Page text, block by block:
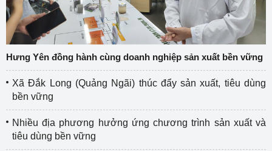
Hưng Yên đồng hành cùng doanh nghiệp sản xuất bền vững
Xã Đắk Long (Quảng Ngãi) thúc đẩy sản xuất, tiêu dùng
bền vững
Nhiều địa phương hưởng ứng chương trình sản xuất và
tiêu dùng bền vững